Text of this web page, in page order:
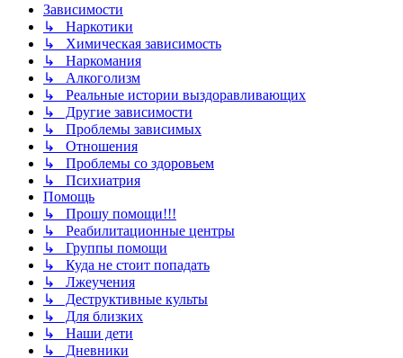
Зависимости
↳ Наркотики
↳ Химическая зависимость
↳ Наркомания
↳ Алкоголизм
↳ Реальные истории выздоравливающих
↳ Другие зависимости
↳ Проблемы зависимых
↳ Отношения
↳ Проблемы со здоровьем
↳ Психиатрия
Помощь
↳ Прошу помощи!!!
↳ Реабилитационные центры
↳ Группы помощи
↳ Куда не стоит попадать
↳ Лжеучения
↳ Деструктивные культы
↳ Для близких
↳ Наши дети
↳ Дневники